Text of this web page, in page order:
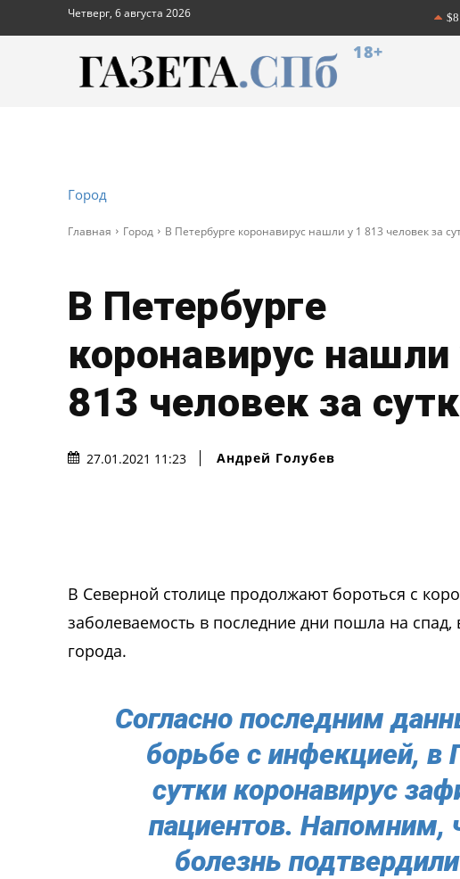
Четверг, 6 августа 2026
18+
Город
Главная Город В Петербурге коронавирус нашли у 1 813 человек за
В Петербурге
коронавирус нашли
813 человек за
27.01.2021 11:23 Андрей Голубев
В Северной столице продолжают бороться с
заболеваемость в последние дни пошла на
города.
Согласно последним
борьбе с инфекцией, в
сутки коронавирус
пациентов. Напомним,
болезнь